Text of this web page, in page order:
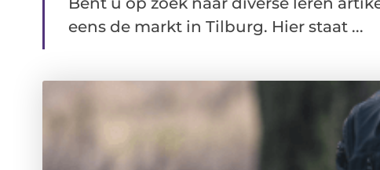
eens de markt in Tilburg. Hier staat ...